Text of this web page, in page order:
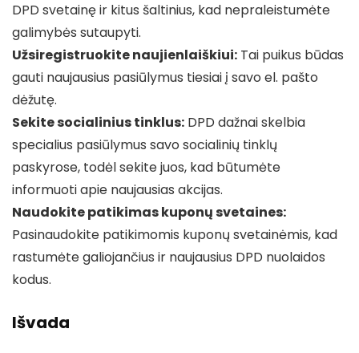
DPD svetainę ir kitus šaltinius, kad nepraleistumėte
galimybės sutaupyti.
Užsiregistruokite naujienlaiškiui: Tai puikus būdas
gauti naujausius pasiūlymus tiesiai į savo el. pašto
dėžutę.
Sekite socialinius tinklus: DPD dažnai skelbia
specialius pasiūlymus savo socialinių tinklų
paskyrose, todėl sekite juos, kad būtumėte
informuoti apie naujausias akcijas.
Naudokite patikimas kuponų svetaines:
Pasinaudokite patikimomis kuponų svetainėmis, kad
rastumėte galiojančius ir naujausius DPD nuolaidos
kodus.
Išvada